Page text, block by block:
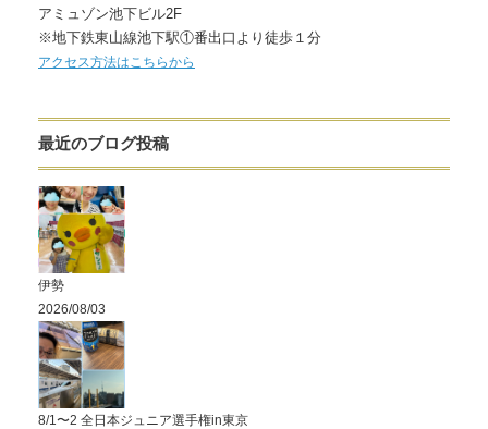
アミュゾン池下ビル2F
※地下鉄東山線池下駅①番出口より徒歩１分
アクセス方法はこちらから
最近のブログ投稿
伊勢
2026/08/03
8/1〜2 全日本ジュニア選手権in東京